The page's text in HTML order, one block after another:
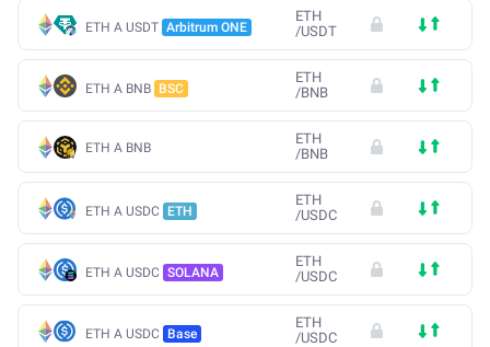
ETH A USDT Arbitrum ONE
ETH
/USDT
ETH A BNB BSC
ETH
/BNB
ETH A BNB
ETH
/BNB
ETH A USDC ETH
ETH
/USDC
ETH A USDC SOLANA
ETH
/USDC
ETH A USDC Base
ETH
/USDC